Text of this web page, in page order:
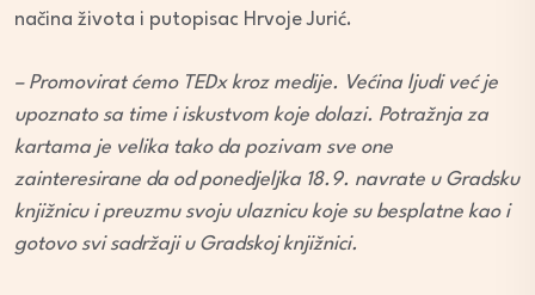
načina života i putopisac Hrvoje Jurić.
– Promovirat ćemo TEDx kroz medije. Većina ljudi već je
upoznato sa time i iskustvom koje dolazi. Potražnja za
kartama je velika tako da pozivam sve one
zainteresirane da od ponedjeljka 18.9. navrate u Gradsku
knjižnicu i preuzmu svoju ulaznicu koje su besplatne kao i
gotovo svi sadržaji u Gradskoj knjižnici.